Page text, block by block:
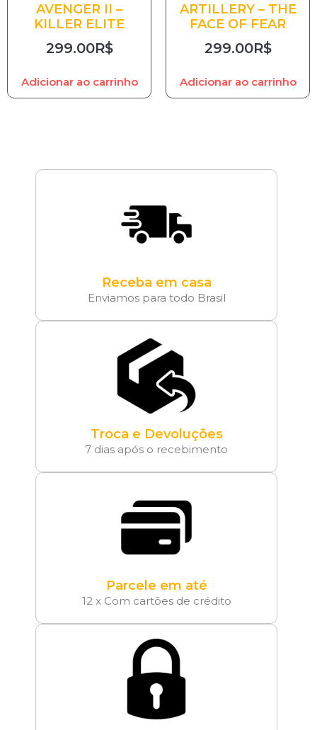
AVENGER II –
KILLER ELITE
299.00R$
Adicionar ao carrinho
ARTILLERY – THE
FACE OF FEAR
299.00R$
Adicionar ao carrinho
Receba em casa
Enviamos para todo Brasil
Troca e Devoluções
7 dias após o recebimento
Parcele em até
12 x Com cartões de crédito